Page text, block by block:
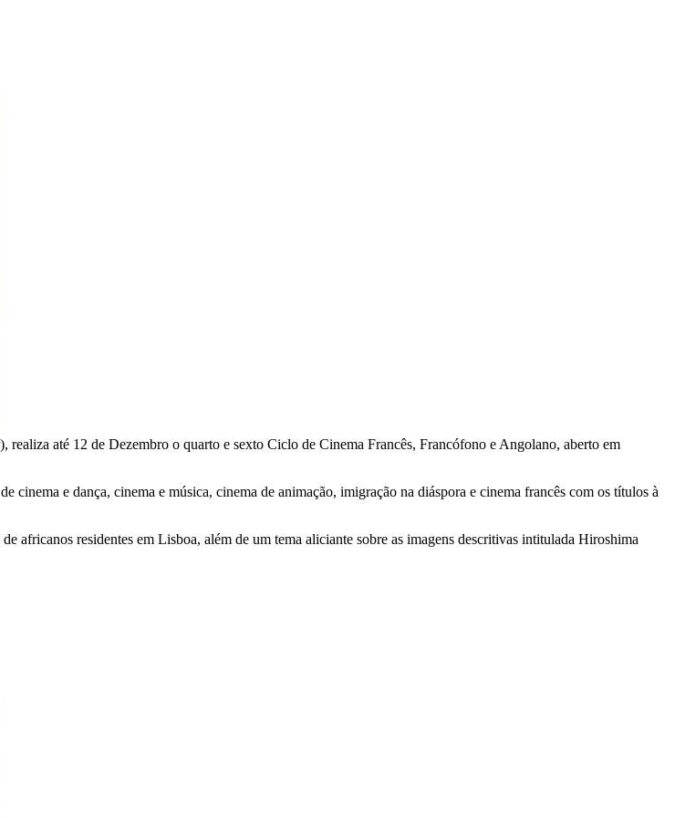
até 12 de Dezembro o quarto e sexto Ciclo de Cinema Francês, Francófono e Angolano, aberto em
e dança, cinema e música, cinema de animação, imigração na diáspora e cinema francês com os títulos à
africanos residentes em Lisboa, além de um tema aliciante sobre as imagens descritivas intitulada Hiroshima